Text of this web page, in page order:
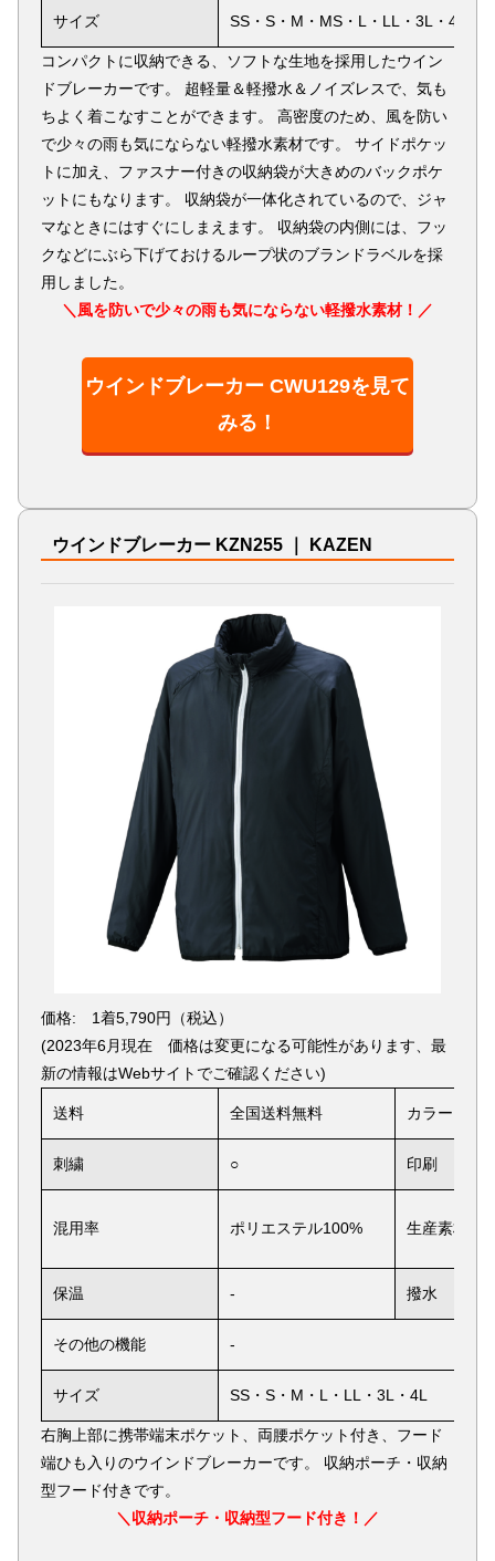
サイズ SS・S・M・MS・L・LL・3L・4L
コンパクトに収納できる、ソフトな生地を採用したウイン
ドブレーカーです。 超軽量＆軽撥水＆ノイズレスで、気も
ちよく着こなすことができます。 高密度のため、風を防い
で少々の雨も気にならない軽撥水素材です。 サイドポケッ
トに加え、ファスナー付きの収納袋が大きめのバックポケ
ットにもなります。 収納袋が一体化されているので、ジャ
マなときにはすぐにしまえます。 収納袋の内側には、フッ
クなどにぶら下げておけるループ状のブランドラベルを採
用しました。
＼風を防いで少々の雨も気にならない軽撥水素材！／
ウインドブレーカー CWU129を見て
みる！
ウインドブレーカー KZN255 ｜ KAZEN
価格: 1着5,790円（税込）
(2023年6月現在 価格は変更になる可能性があります、最
新の情報はWebサイトでご確認ください)
送料 全国送料無料 カラー
刺繍 ○ 印刷
混用率 ポリエステル100% 生産素材
保温 - 撥水
その他の機能 -
サイズ SS・S・M・L・LL・3L・4L
右胸上部に携帯端末ポケット、両腰ポケット付き、フード
端ひも入りのウインドブレーカーです。 収納ポーチ・収納
型フード付きです。
＼収納ポーチ・収納型フード付き！／